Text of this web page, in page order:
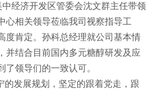
经济开发区管委会沈文群主任带领
心相关领导莅临我司视察指导工
度肯定。孙科总经理就公司基本情
并结合目前国内多元糖醇研发及应
了领导们的一致认可。
的发展规划，坚定的跟着党走，跟